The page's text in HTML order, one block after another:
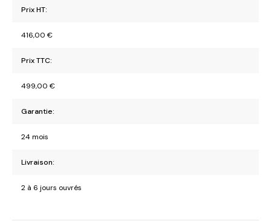
Prix HT:
416,00 €
Prix TTC:
499,00 €
Garantie:
24 mois
Livraison:
2 à 6 jours ouvrés